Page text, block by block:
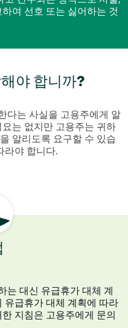
여 선호 또는 싫어하는 것
야 합니까?
다는 사실을 고용주에게 알
는 없지만 고용주는 귀하
알리도록 요구할 수 있습
라야 합니다.
는 대신 유급휴가 대체 계
유급휴가 대체 계획에 따라
지침은 고용주에게 문의